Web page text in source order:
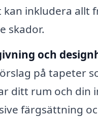
kan inkludera allt
skador.
och
på tapeter
ditt rum och din
färgsättning